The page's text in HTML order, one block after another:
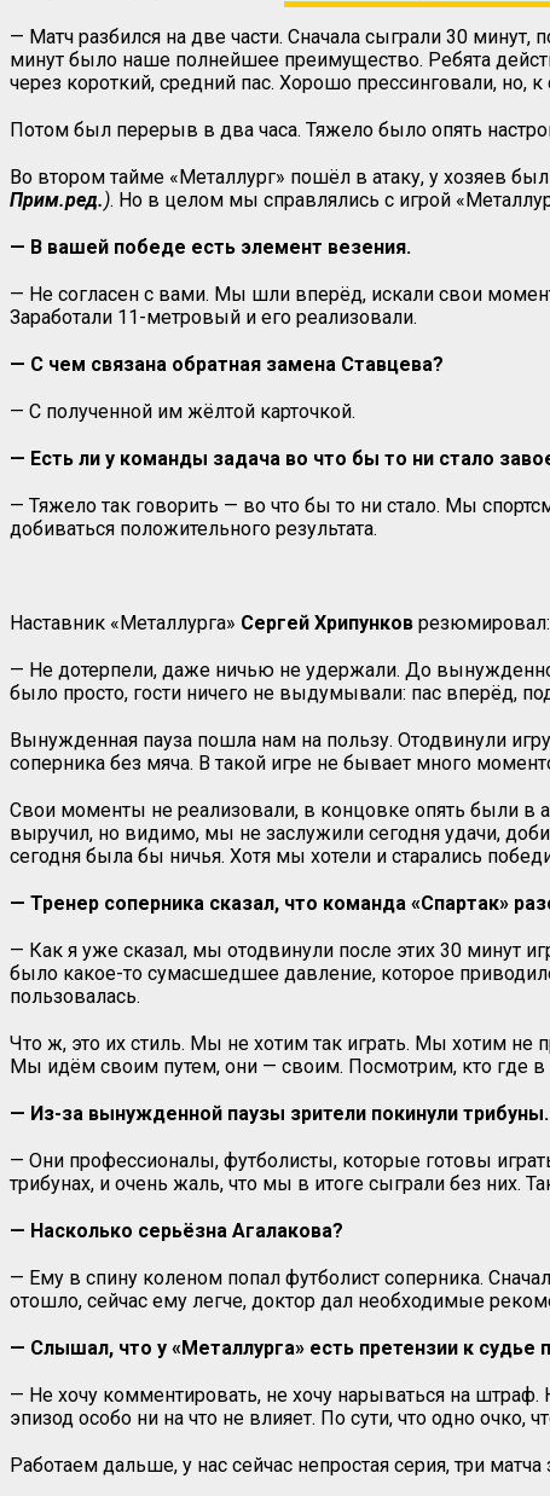
— Матч разбился на две части. Сначала сыграли 30
минут было наше полнейшее преимущество. Ребята
через короткий, средний пас. Хорошо прессинговали,
Потом был перерыв в два часа. Тяжело было опять
Во втором тайме «Металлург» пошёл в атаку, у хозяев
Прим.ред.). Но в целом мы справлялись с игрой
— В вашей победе есть элемент везения.
— Не согласен с вами. Мы шли вперёд, искали свои
Заработали 11-метровый и его реализовали.
— С чем связана обратная замена Ставцева?
— С полученной им жёлтой карточкой.
— Есть ли у команды задача во что бы то ни стало
— Тяжело так говорить — во что бы то ни стало. Мы
добиваться положительного результата.
Наставник «Металлурга» Сергей Хрипунков резюмировал:
— Не дотерпели, даже ничью не удержали. До
было просто, гости ничего не выдумывали: пас вперёд,
Вынужденная пауза пошла нам на пользу. Отодвинули
соперника без мяча. В такой игре не бывает много
Свои моменты не реализовали, в концовке опять были в
выручил, но видимо, мы не заслужили сегодня удачи,
сегодня была бы ничья. Хотя мы хотели и старались
— Тренер соперника сказал, что команда «Спартак»
— Как я уже сказал, мы отодвинули после этих 30 минут
было какое-то сумасшедшее давление, которое
пользовалась.
Что ж, это их стиль. Мы не хотим так играть. Мы хотим не
Мы идём своим путем, они — своим. Посмотрим, кто где в
— Из-за вынужденной паузы зрители покинули
— Они профессионалы, футболисты, которые готовы
трибунах, и очень жаль, что мы в итоге сыграли без них.
— Насколько серьёзна Агалакова?
— Ему в спину коленом попал футболист соперника.
отошло, сейчас ему легче, доктор дал необходимые
— Слышал, что у «Металлурга» есть претензии к судье
— Не хочу комментировать, не хочу нарываться на
эпизод особо ни на что не влияет. По сути, что одно очко,
Работаем дальше, у нас сейчас непростая серия, три